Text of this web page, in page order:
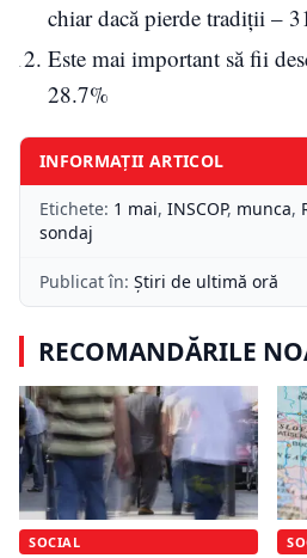
chiar dacă pierde tradiții –
Este mai important să fii
28.7%
INFORMAȚII ARTICOL
Etichete: 1 mai, INSCOP, munca,
sondaj
Publicat în: Știri de ultimă oră
RECOMANDĂRILE
SOCIAL